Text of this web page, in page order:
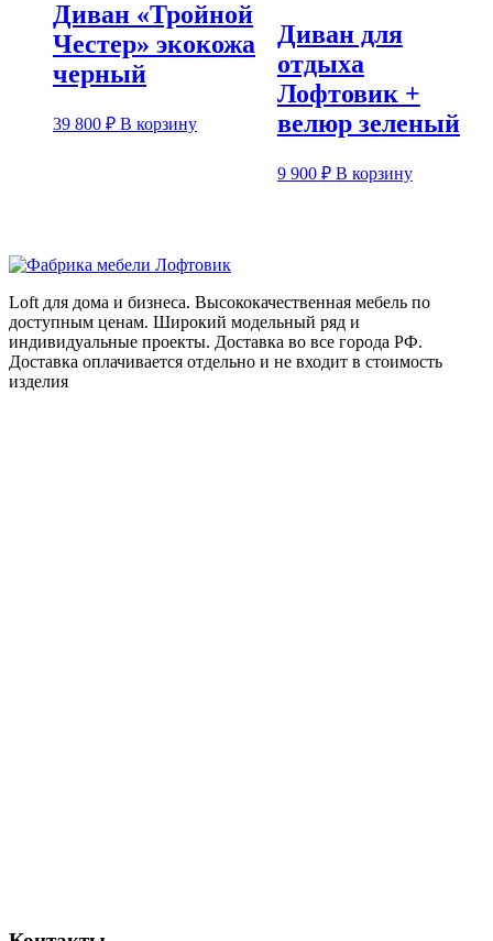
Диван «Тройной
Честер» экокожа
черный
39 800 ₽ В корзину
Диван для
отдыха
Лофтовик +
велюр зеленый
9 900 ₽ В корзину
Loft для дома и бизнеса. Высококачественная мебель по
доступным ценам. Широкий модельный ряд и
индивидуальные проекты. Доставка во все города РФ.
Доставка оплачивается отдельно и не входит в стоимость
изделия